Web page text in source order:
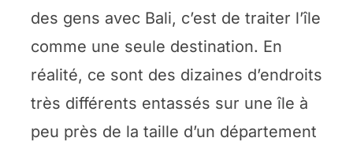
des gens avec Bali, c’est de traiter l’île
comme une seule destination. En
réalité, ce sont des dizaines d’endroits
très différents entassés sur une île à
peu près de la taille d’un département